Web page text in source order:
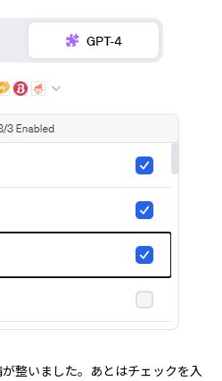
整いました。あとはチェックを入